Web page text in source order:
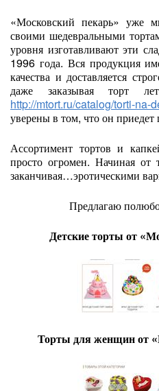
«Московский пекарь» уже
своими шедевральными
уровня изготавливают эти
1996 года. Вся продукция
качества и доставляется
даже заказывая торт
http://mtort.ru/catalog/torti-na-
уверены в том, что он
Ассортимент тортов и
просто огромен. Начиная
заканчивая…эротическими
Предлагаю
Детские торты от
Торты для женщин от